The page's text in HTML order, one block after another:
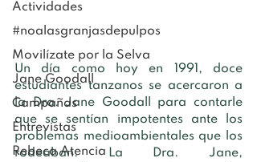
Actividades
#noalasgranjasdepulpos
Movilízate por la Selva
Jane Goodall
Campañas
Entrevistas
Rebeca Atencia
Un día como hoy en 1991, doce
estudiantes tanzanos se acercaron a
la Dra. Jane Goodall para contarle
que se sentían impotentes ante los
problemas medioambientales que los
rodeaban. La Dra. Jane,